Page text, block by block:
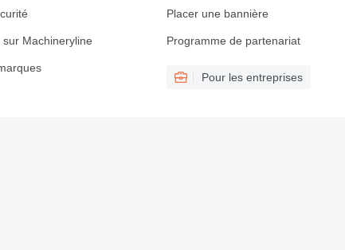
Machineryline
Placer une bannière
Programme de partenariat
Pour les entreprises